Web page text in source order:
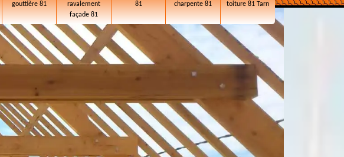
gouttière 81
ravalement
façade 81
81
charpente 81
toiture 81 Tarn